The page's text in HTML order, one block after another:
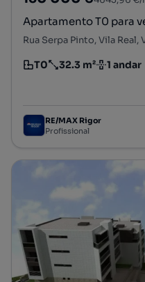
Apartamento T0 para
Rua Serpa Pinto, Vila Real,
Tipologia
T0
Preço por metro
32.3 m²
Andar 1 andar
RE/MAX Rigor
Profissional